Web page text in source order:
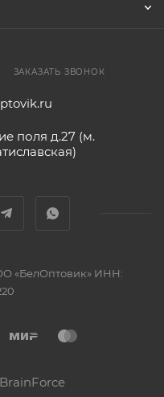
ЗАКАЗАТЬ ЗВОНОК
поля д.27 (м.
«БелОптовик» ИНН: